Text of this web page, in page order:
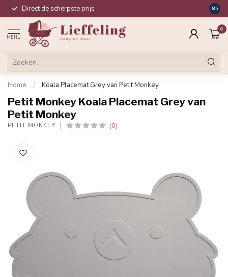
Direct de scherpste prijs 8.5
MENU
0
Home / Koala Placemat Grey van Petit Monkey
Petit Monkey Koala Placemat Grey van
Petit Monkey
PETIT MONKEY (0)